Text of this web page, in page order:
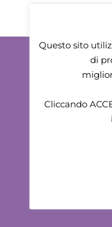
Stardust
Questo sito
di
Cliccando